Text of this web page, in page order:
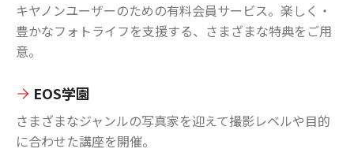
キヤノンユーザーのための有料会員サービス。楽しく・
豊かなフォトライフを支援する、さまざまな特典をご用
意。
EOS学園
さまざまなジャンルの写真家を迎えて撮影レベルや目的
に合わせた講座を開催。